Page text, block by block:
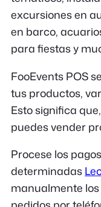
excursiones en
en barco,
para fiestas y
FooEvents POS
tus productos,
Esto significa
puedes vender
Procese los
determinadas
manualmente